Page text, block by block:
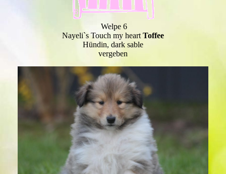
Welpe 6
Nayeli`s Touch my heart Toffee
Hündin, dark sable
vergeben